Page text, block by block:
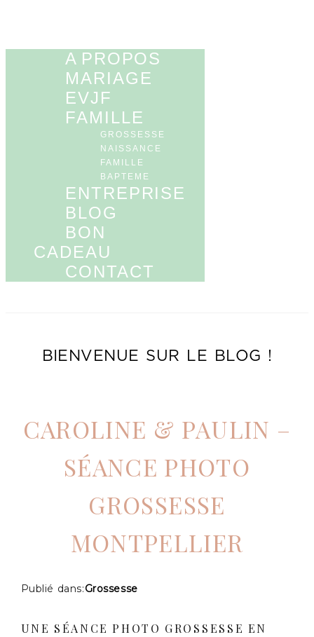
A PROPOS
MARIAGE
EVJF
FAMILLE
GROSSESSE
NAISSANCE
FAMILLE
BAPTEME
ENTREPRISE
BLOG
BON
CADEAU
CONTACT
BIENVENUE SUR LE BLOG !
CAROLINE & PAULIN –
SÉANCE PHOTO
GROSSESSE
MONTPELLIER
Publié dans:Grossesse
UNE SÉANCE PHOTO GROSSESSE EN